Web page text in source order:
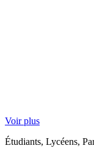
Voir plus
Étudiants, Lycéens,